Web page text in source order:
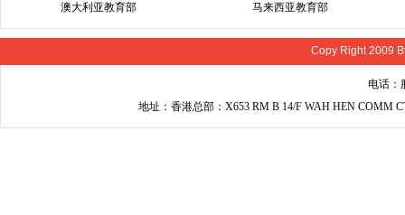
澳大利亚教育部
马来西亚教育部
Copy Right 2009
电话：
地址：香港总部：X653 RM B 14/F WAH HEN COMM